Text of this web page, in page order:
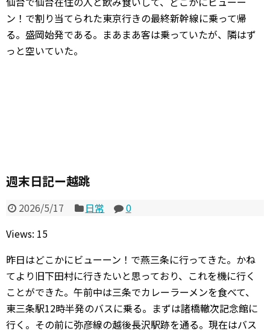
ン！で割り当てられた東京行きの最終新幹線に乗って帰
る。盛岡始発である。まあまあ客は乗っていたが、隣はず
っと空いていた。
週末日記ー越跳
2026/5/17 日常
0
Views: 15
昨日はどこかにビューーン！で燕三条に行ってきた。かね
てより旧下田村に行きたいと思っており、これを機に行く
ことができた。午前中は三条でカレーラーメンを食べて、
東三条駅12時半発のバスに乗る。まずは諸橋轍次記念館に
行く。その前に弥彦線の越後長沢駅跡を通る。現在はバス